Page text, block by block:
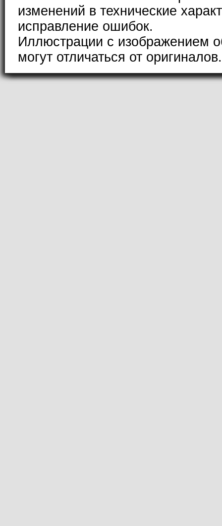
изменений в технические
исправление ошибок.
Иллюстрации с изображением
могут отличаться от оригиналов.